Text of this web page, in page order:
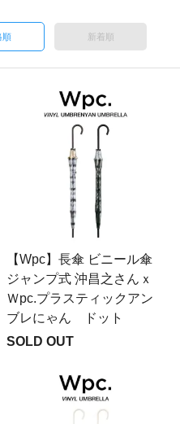
順 新着順
【Wpc】長傘 ビニール傘
ジャンプ式 沖昌之さんｘ
Ｗpc.プラスティックアン
ブレにゃん ドット
SOLD OUT